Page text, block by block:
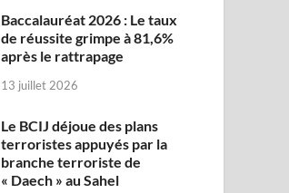
Baccalauréat 2026 : Le taux
de réussite grimpe à 81,6%
après le rattrapage
13 juillet 2026
Le BCIJ déjoue des plans
terroristes appuyés par la
branche terroriste de
« Daech » au Sahel